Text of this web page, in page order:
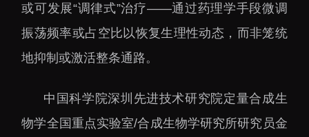
或可发展“调律式”治疗——通过药理学手段微调
振荡频率或占空比以恢复生理性动态，而非笼统
地抑制或激活整条通路。
中国科学院深圳先进技术研究院定量合成生
物学全国重点实验室/合成生物学研究所研究员金